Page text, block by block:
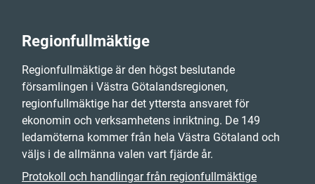
Regionfullmäktige
Regionfullmäktige är den högst beslutande
församlingen i Västra Götalandsregionen,
regionfullmäktige har det yttersta ansvaret för
ekonomin och verksamhetens inriktning. De 149
ledamöterna kommer från hela Västra Götaland och
väljs i de allmänna valen vart fjärde år.
Protokoll och handlingar från regionfullmäktige